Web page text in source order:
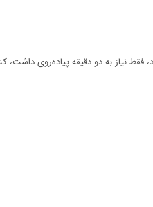
فقط نیاز به دو دقیقه پیاده‌روی